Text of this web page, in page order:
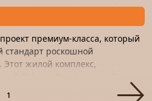
премиум-класса, который
стандарт роскошной
жилой комплекс,
1